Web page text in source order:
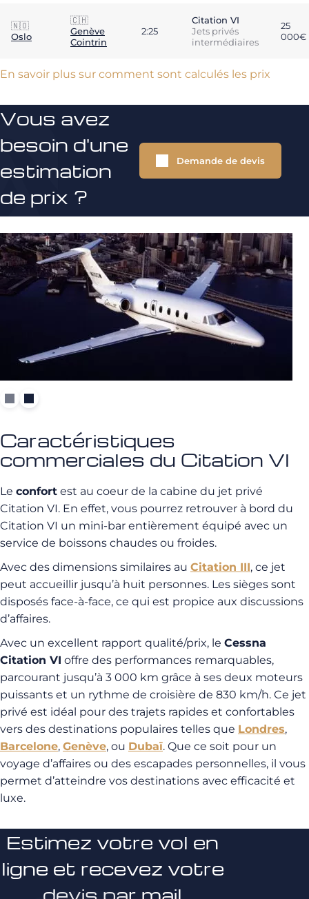
🇳🇴
Oslo
🇨🇭
Genève
Cointrin
2:25
Citation VI
Jets privés
intermédiaires
25
000€
En savoir plus sur comment sont calculés les prix
Vous avez
besoin d'une
estimation
de prix ?
Demande de devis
Caractéristiques
commerciales du Citation VI
Le confort est au coeur de la cabine du jet privé
Citation VI. En effet, vous pourrez retrouver à bord du
Citation VI un mini-bar entièrement équipé avec un
service de boissons chaudes ou froides.
Avec des dimensions similaires au Citation III, ce jet
peut accueillir jusqu’à huit personnes. Les sièges sont
disposés face-à-face, ce qui est propice aux discussions
d’affaires.
Avec un excellent rapport qualité/prix, le Cessna
Citation VI offre des performances remarquables,
parcourant jusqu’à 3 000 km grâce à ses deux moteurs
puissants et un rythme de croisière de 830 km/h. Ce jet
privé est idéal pour des trajets rapides et confortables
vers des destinations populaires telles que Londres,
Barcelone, Genève, ou Dubaï. Que ce soit pour un
voyage d’affaires ou des escapades personnelles, il vous
permet d’atteindre vos destinations avec efficacité et
luxe.
Estimez votre vol en
ligne et recevez votre
devis par mail